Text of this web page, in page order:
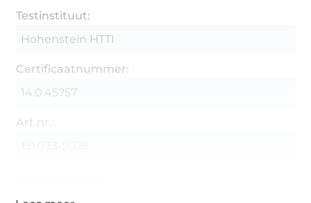
Testinstituut:
Hohenstein HTTI
Certificaatnummer:
14.0.45757
Art.nr.: